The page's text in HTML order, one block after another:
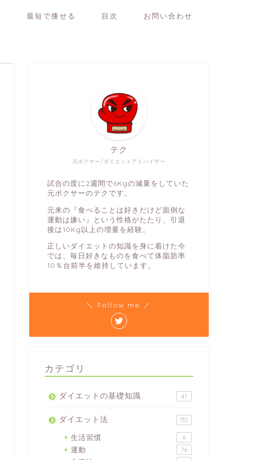
最短で痩せる 目次 お問い合わせ
元ボクサー/ダイエットアドバイザー
テク
試合の度に2週間で6Kgの減量をしていた
元ボクサーのテクです。
元来の『食べることは好きだけど面倒な
運動は嫌い』という性格がたたり、引退
後は10Kg以上の増量を経験。
正しいダイエットの知識を身に着けた今
では、毎日好きなものを食べて体脂肪率
10％台前半を維持しています。
＼ Follow me ／
カテゴリ
ダイエットの基礎知識 47
ダイエット法 132
生活習慣 6
運動 76